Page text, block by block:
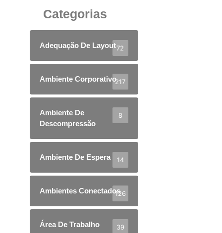
Categorias
Adequação De Layout72
Ambiente Corporativo217
Ambiente De
Descompressão
8
Ambiente De Espera 14
Ambientes Conectados126
Área De Trabalho 39